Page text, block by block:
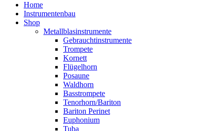
Home
Instrumentenbau
Shop
Metallblasinstrumente
Gebrauchtinstrumente
Trompete
Kornett
Flügelhorn
Posaune
Waldhorn
Basstrompete
Tenorhorn/Bariton
Bariton Perinet
Euphonium
Tuba